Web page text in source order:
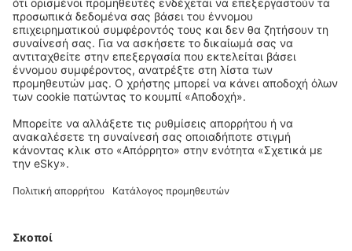
Copyright © eSky.gr. Με την επιφύλαξη παντός νομίμου δικαιώματος.